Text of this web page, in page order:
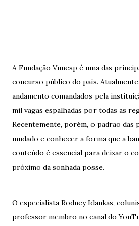
A Fundação Vunesp é uma das
concurso público do país.
andamento comandados pela
mil vagas espalhadas por todas as
Recentemente, porém, o padrão das
mudado e conhecer a forma que a
conteúdo é essencial para deixar o
próximo da sonhada posse.
O especialista Rodney Idankas,
professor membro no canal do